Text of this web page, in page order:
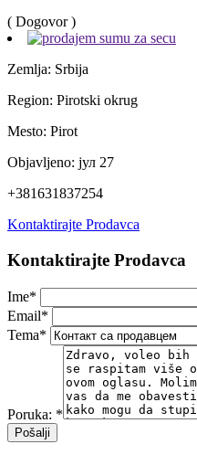
( Dogovor )
Zemlja: Srbija
Region: Pirotski okrug
Mesto: Pirot
Objavljeno: јул 27
+381631837254
Kontaktirajte Prodavca
Kontaktirajte Prodavca
Ime*
Email*
Tema*
Poruka: *